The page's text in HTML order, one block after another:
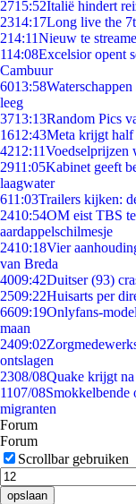
2715:52Italië hindert
2314:17Long live the
214:11Nieuw te
114:08Excelsior opent
Cambuur
6013:58
leeg
3713:13Random Pics
1612:43Meta krijgt half
4212:11Voedselprijzen
2911:05Kabinet geeft
laagwater
611:03Trailers kijken:
2410:54OM eist TBS
aardappelschilmesje
2410:18Vier
van Breda
4009:42Duitser (93)
2509:22Huisarts per
6609:19Onlyfans-
maan
2409:02
ontslagen
2308/08Quake krijgt
1107/08Smokkelbende
migranten
Forum
Forum
Scrollbar gebruiken
opslaan